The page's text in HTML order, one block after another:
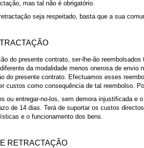
mas tal não é obrigatório.
seja respeitado, basta que a sua
do presente contrato, ser-lhe-ão
da modalidade menos onerosa de
do presente contrato. Efectuamos esses
custos como consequência de tal reembolso.
ou entregar-no-los, sem demora injustificada
de 14 dias. Terá de suportar os custos
e o funcionamento dos bens.
RETRACTAÇÃO